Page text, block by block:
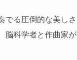
でる圧倒的な美しさ
脳科学者と作曲家が